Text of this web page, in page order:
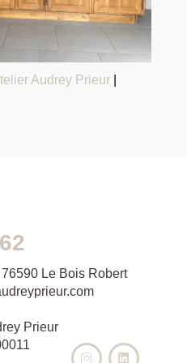
Le Bois Robert
Prieur
 
Audrey Prieur